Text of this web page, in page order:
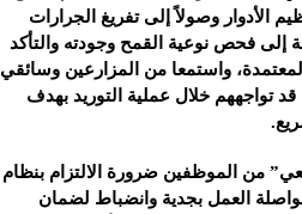
الأدوار وصولاً إلى تفريغ الجرارات
إلى فحص نوعية القمح وجودته والتأكد
واستمعا من المزارعين وسائقي
قد تواجههم خلال عملية التوريد بهدف
من الموظفين ضرورة الالتزام بنظام
العمل بجدية وانضباط لضمان